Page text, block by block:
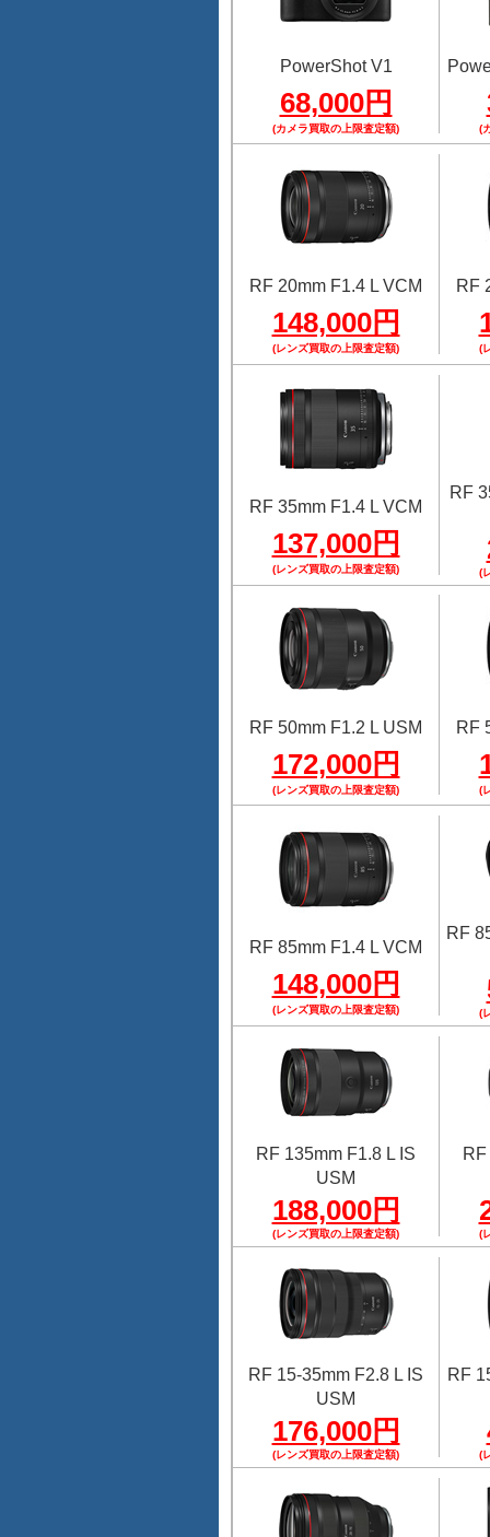
PowerShot V1
68,000円
(カメラ買取の上限査定額) (
RF 20mm F1.4 L VCM
148,000円
(レンズ買取の上限査定額)
RF
(
RF 35mm F1.4 L VCM
137,000円
(レンズ買取の上限査定額)
RF
(
RF 50mm F1.2 L USM
172,000円
(レンズ買取の上限査定額)
RF
(
RF 85mm F1.4 L VCM
148,000円
(レンズ買取の上限査定額)
RF
(
RF 135mm F1.8 L IS
USM
188,000円
(レンズ買取の上限査定額) (
RF 15-35mm F2.8 L IS
USM
176,000円
(レンズ買取の上限査定額)
RF
(